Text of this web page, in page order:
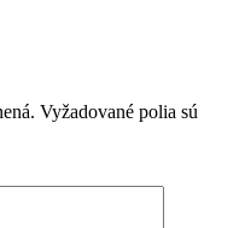
Vyžadované polia sú